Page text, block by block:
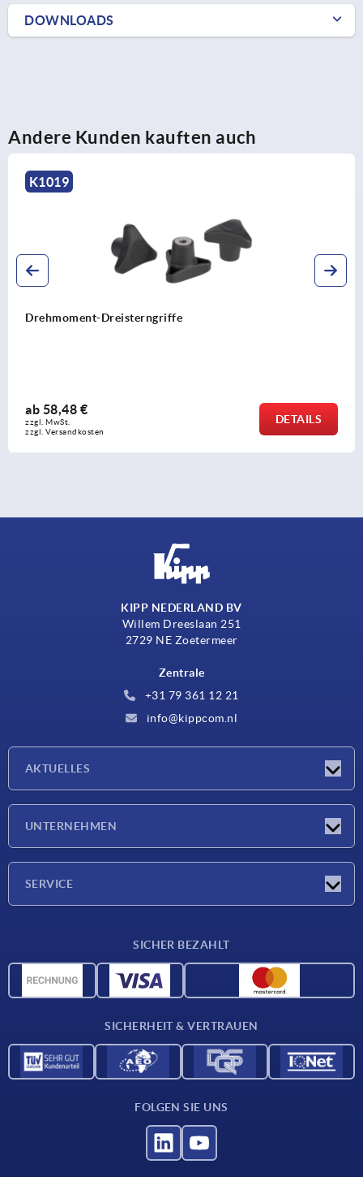
DOWNLOADS
Andere Kunden kauften auch
K0650 inch
Kugelknöpfe Aluminium DIN 319 - inch
ab 4,17 €
zzgl. MwSt.
zzgl. Versandkosten
DETAILS
KIPP NEDERLAND BV
Willem Dreeslaan 251
2729 NE Zoetermeer
Zentrale
+31 79 361 12 21
info@kippcom.nl
AKTUELLES
UNTERNEHMEN
SERVICE
CAD-Daten
SICHER BEZAHLT
SICHERHEIT & VERTRAUEN
FOLGEN SIE UNS